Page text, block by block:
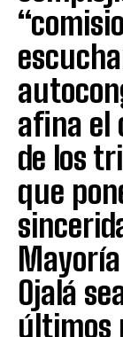
afina el
de los
que
Ojalá
últimos